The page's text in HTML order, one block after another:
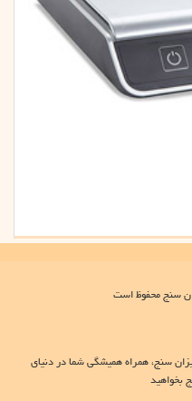
سنج، همراه همیشگی شما در دنیای
بخواهید